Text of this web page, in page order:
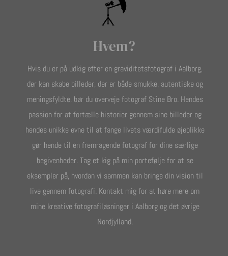
Hvem?
Hvis du er på udkig efter en graviditetsfotograf i Aalborg,
der kan skabe billeder, der er både smukke, autentiske og
meningsfyldte, bør du overveje fotograf Stine Bro. Hendes
passion for at fortælle historier gennem sine billeder og
hendes unikke evne til at fange livets værdifulde øjeblikke
gør hende til en fremragende fotograf for dine særlige
begivenheder. Tag et kig på min portefølje for at se
eksempler på, hvordan vi sammen kan bringe din vision til
live gennem fotografi. Kontakt mig for at høre mere om
mine kreative fotografiløsninger i Aalborg og det øvrige
Nordjylland.